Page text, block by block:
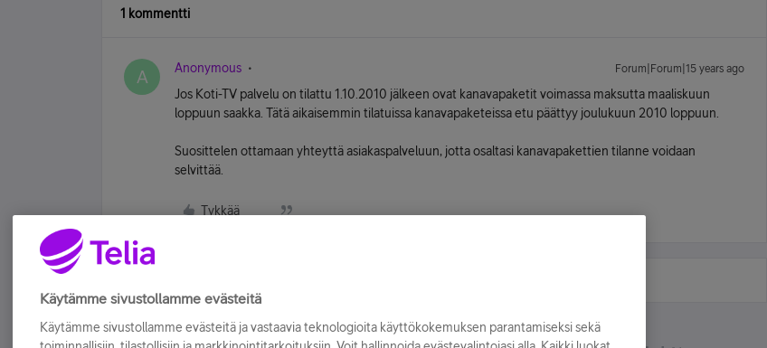
1 kommentti
A Anonymous Forum|Forum|15 years ago
Jos Koti-TV palvelu on tilattu 1.10.2010 jälkeen ovat kanavapaketit voimassa maksutta maaliskuun
loppuun saakka. Tätä aikaisemmin tilatuissa kanavapaketeissa etu päättyy joulukuun 2010 loppuun.
Suosittelen ottamaan yhteyttä asiakaspalveluun, jotta osaltasi kanavapakettien tilanne voidaan
selvittää.
Tykkää
Käytämme sivustollamme evästeitä
Käytämme sivustollamme evästeitä ja vastaavia teknologioita käyttökokemuksen parantamiseksi sekä